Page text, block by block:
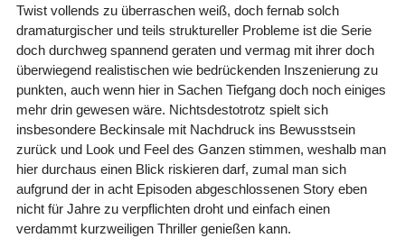
Twist vollends zu überraschen weiß, doch fernab solch
dramaturgischer und teils struktureller Probleme ist die Serie
doch durchweg spannend geraten und vermag mit ihrer doch
überwiegend realistischen wie bedrückenden Inszenierung zu
punkten, auch wenn hier in Sachen Tiefgang doch noch einiges
mehr drin gewesen wäre. Nichtsdestotrotz spielt sich
insbesondere Beckinsale mit Nachdruck ins Bewusstsein
zurück und Look und Feel des Ganzen stimmen, weshalb man
hier durchaus einen Blick riskieren darf, zumal man sich
aufgrund der in acht Episoden abgeschlossenen Story eben
nicht für Jahre zu verpflichten droht und einfach einen
verdammt kurzweiligen Thriller genießen kann.